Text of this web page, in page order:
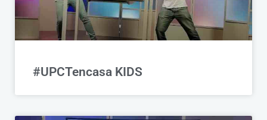
#UPCTencasa KIDS